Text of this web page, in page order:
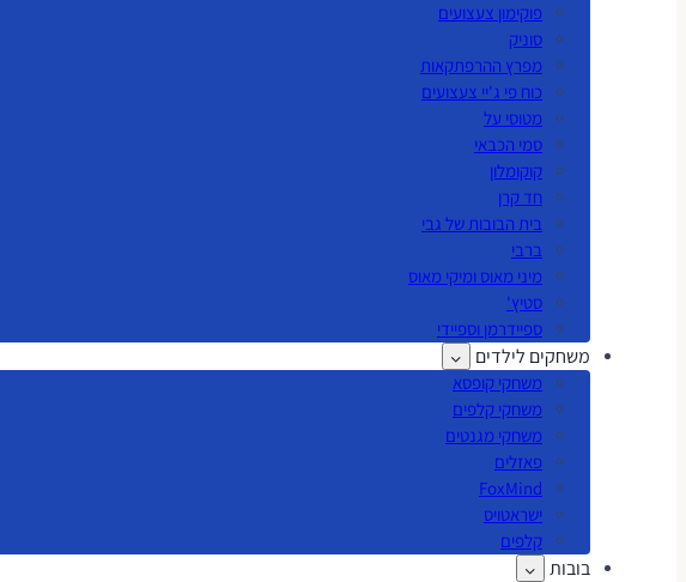
פוקימון צעצועים
סוניק
מפרץ ההרפתקאות
כוח פי ג'יי צעצועים
מטוסי על
סמי הכבאי
קוקומלון
חד קרן
בית הבובות של גבי
ברבי
מיני מאוס ומיקי מאוס
סטיץ'
ספיידרמן וספיידי
משחקים לילדים
משחקי קופסא
משחקי קלפים
משחקי מגנטים
פאזלים
FoxMind
ישראטויס
קלפים
בובות